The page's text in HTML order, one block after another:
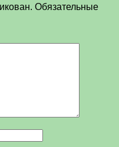
Обязательные